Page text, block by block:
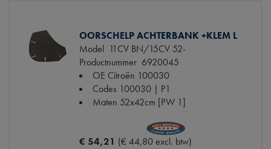
OORSCHELP ACHTERBANK +KLEM L
Model 11CV BN/15CV 52-
Productnummer 6920045
OE Citroën 100030
Codes 100030 | P1
Maten 52x42cm [PW 1]
€ 54,21 (€ 44,80 excl. btw)